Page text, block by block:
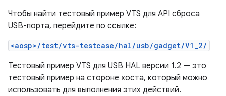
Чтобы найти тестовый пример VTS для API сброса
USB-порта, перейдите по ссылке:
<aosp>/test/vts-testcase/hal/usb/gadget/V1_2/
Тестовый пример VTS для USB HAL версии 1.2 — это
тестовый пример на стороне хоста, который можно
использовать для выполнения этих действий.